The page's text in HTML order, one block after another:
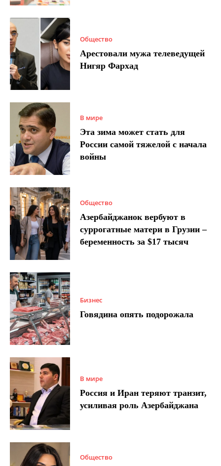
Общество
Арестовали мужа телеведущей
Нигяр Фархад
В мире
Эта зима может стать для
России самой тяжелой с начала
войны
Общество
Азербайджанок вербуют в
суррогатные матери в Грузии –
беременность за $17 тысяч
Бизнес
Говядина опять подорожала
В мире
Россия и Иран теряют транзит,
усиливая роль Азербайджана
Общество